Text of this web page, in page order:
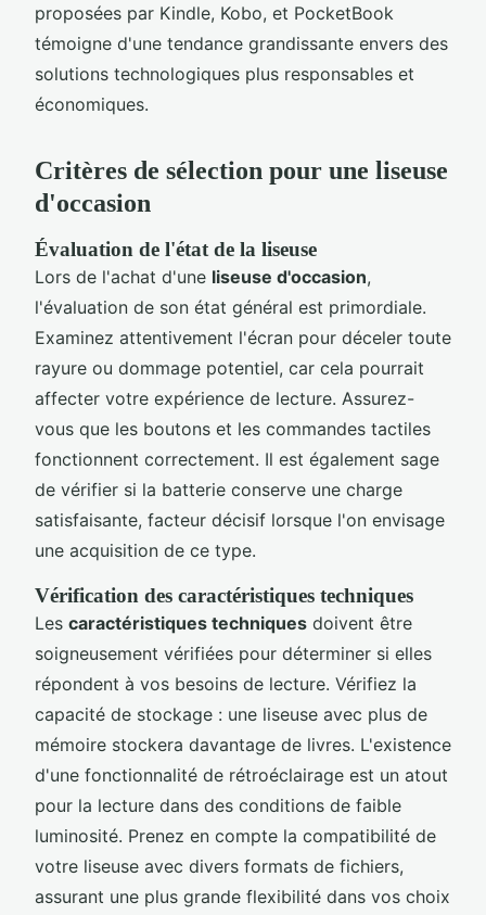
proposées par Kindle, Kobo, et PocketBook
témoigne d'une tendance grandissante envers des
solutions technologiques plus responsables et
économiques.
Critères de sélection pour une liseuse
d'occasion
Évaluation de l'état de la liseuse
Lors de l'achat d'une liseuse d'occasion,
l'évaluation de son état général est primordiale.
Examinez attentivement l'écran pour déceler toute
rayure ou dommage potentiel, car cela pourrait
affecter votre expérience de lecture. Assurez-
vous que les boutons et les commandes tactiles
fonctionnent correctement. Il est également sage
de vérifier si la batterie conserve une charge
satisfaisante, facteur décisif lorsque l'on envisage
une acquisition de ce type.
Vérification des caractéristiques techniques
Les caractéristiques techniques doivent être
soigneusement vérifiées pour déterminer si elles
répondent à vos besoins de lecture. Vérifiez la
capacité de stockage : une liseuse avec plus de
mémoire stockera davantage de livres. L'existence
d'une fonctionnalité de rétroéclairage est un atout
pour la lecture dans des conditions de faible
luminosité. Prenez en compte la compatibilité de
votre liseuse avec divers formats de fichiers,
assurant une plus grande flexibilité dans vos choix